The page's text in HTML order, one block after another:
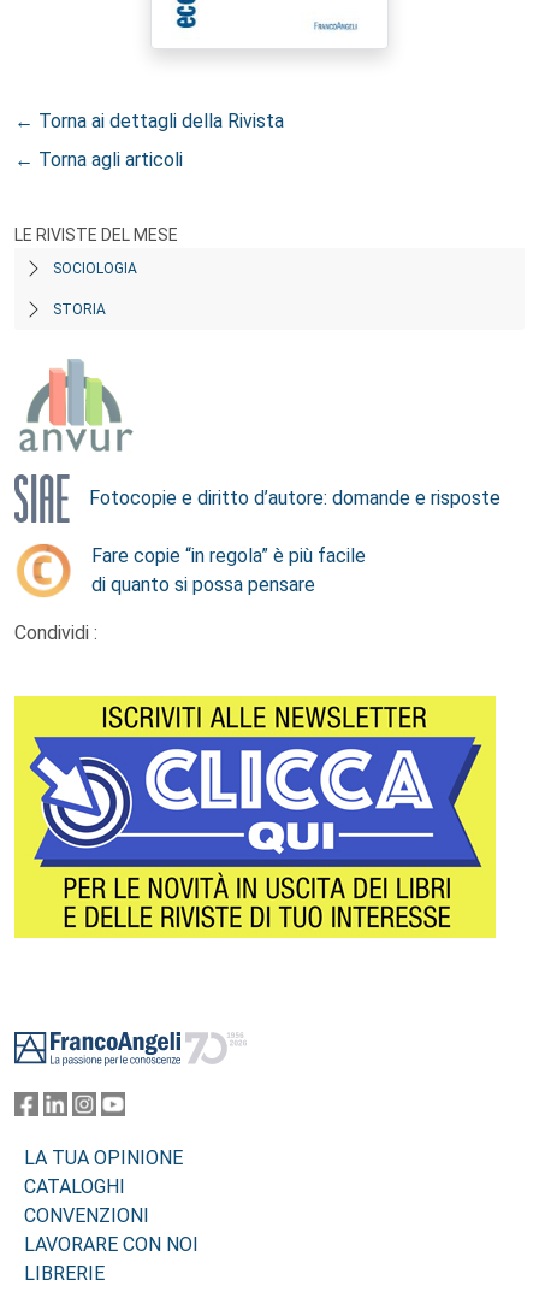
← Torna ai dettagli della Rivista
← Torna agli articoli
LE RIVISTE DEL MESE
SOCIOLOGIA
STORIA
Fotocopie e diritto d’autore: domande e risposte
Fare copie “in regola” è più facile
di quanto si possa pensare
Condividi :
LA TUA OPINIONE
CATALOGHI
CONVENZIONI
LAVORARE CON NOI
LIBRERIE